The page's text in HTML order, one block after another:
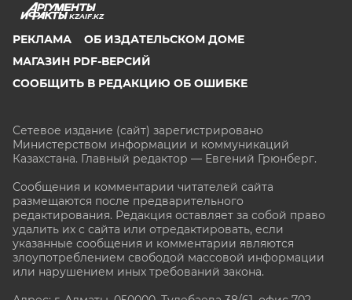
KZAIF.KZ
РЕКЛАМА
ОБ ИЗДАТЕЛЬСКОМ ДОМЕ
МАГАЗИН PDF-ВЕРСИЙ
СООБЩИТЬ В РЕДАКЦИЮ ОБ ОШИБКЕ
Сетевое издание (сайт) зарегистрировано
Министерством информации и коммуникаций
Казахстана. Главный редактор — Евгений Грюнберг.
Сообщения и комментарии читателей сайта
размещаются после предварительного
редактирования. Редакция оставляет за собой право
удалить их с сайта или отредактировать, если
указанные сообщения и комментарии являются
злоупотреблением свободой массовой информации
или нарушением иных требований закона.